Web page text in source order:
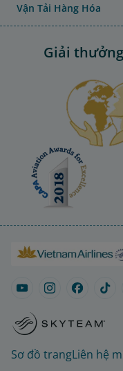
Vận Tải Hàng Hóa
Giải
Sơ đồ trangLiên hệ